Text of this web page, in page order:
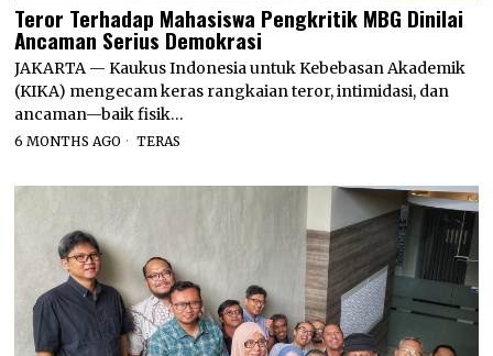
Teror Terhadap Mahasiswa Pengkritik MBG Dinilai
Ancaman Serius Demokrasi
JAKARTA — Kaukus Indonesia untuk Kebebasan Akademik
(KIKA) mengecam keras rangkaian teror, intimidasi, dan
ancaman—baik fisik…
6 MONTHS AGO TERAS